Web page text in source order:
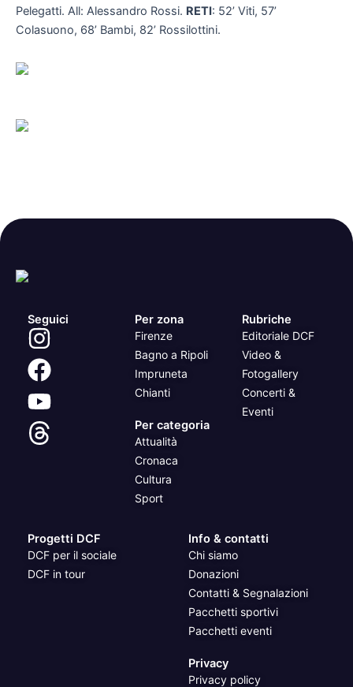
Pelegatti. All: Alessandro Rossi. RETI: 52’ Viti, 57’
Colasuono, 68’ Bambi, 82’ Rossilottini.
Seguici Per zona
Firenze
Bagno a Ripoli
Impruneta
Chianti
Per categoria
Attualità
Cronaca
Cultura
Sport
Rubriche
Editoriale DCF
Video &
Fotogallery
Concerti &
Eventi
Progetti DCF
DCF per il sociale
DCF in tour
Info & contatti
Chi siamo
Donazioni
Contatti & Segnalazioni
Pacchetti sportivi
Pacchetti eventi
Privacy
Privacy policy